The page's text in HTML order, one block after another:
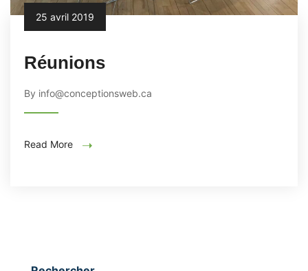
25 avril 2019
Réunions
By info@conceptionsweb.ca
Read More